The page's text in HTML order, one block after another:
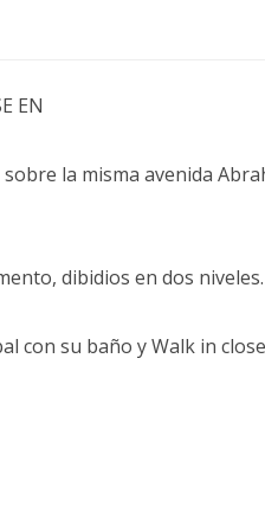
EN
la misma avenida
dibidios en dos niveles.
con su baño y Walk in